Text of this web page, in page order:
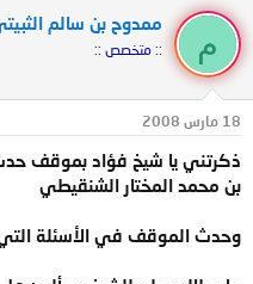
م
ممدوح بن سالم
:: متخصص ::
18 مارس 2008
ذكرتني يا شيخ فؤاد بموقف
بن محمد المختار الشنقيطي
وحدث الموقف في الأسئلة